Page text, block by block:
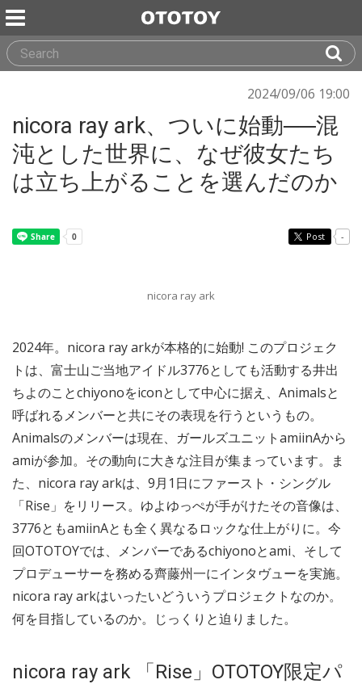
2024/09/06 19:00
nicora ray ark、ついに始動──混
沌とした世界に、なぜ彼女たち
は立ち上がることを選んだのか
Post -
nicora ray ark
2024年。nicora ray arkが本格的に始動! このプロジェク
トは、富士山ご当地アイドル3776としても活動する井出
ちよのことchiyonoをiconとして中心に据え、Animalsと
呼ばれるメンバーと共にその表現を行うというもの。
Animalsのメンバーは現在、ガールズユニットamiinAから
amiが参加。その動向に大きな注目が集まっています。ま
た、nicora ray arkは、9月1日にファースト・シングル
「Rise」をリリース。ゆよゆっぺが手がけたその音像は、
3776ともamiinAとも全く異なるロックな仕上がりに。今
回OTOTOYでは、メンバーであるchiyonoとami、そして
プロデューサーを務める齊藤州一にインタヴューを実施。
nicora ray arkはいったいどういうプロジェクトなのか。
何を目指しているのか。じっくりと迫りました。
nicora ray ark 「Rise」OTOTOY限定パ